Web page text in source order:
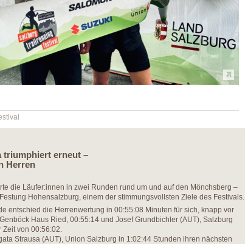
triumphiert erneut –
Herren
die Läufer:innen in zwei Runden rund um und auf den Mönchsberg –
Hohensalzburg, einem der stimmungsvollsten Ziele des Festivals.
entschied die Herrenwertung in 00:55:08 Minuten für sich, knapp vor
Haus Ried, 00:55:14 und Josef Grundbichler (AUT), Salzburg
von 00:56:02.
Strausa (AUT), Union Salzburg in 1:02:44 Stunden ihren nächsten